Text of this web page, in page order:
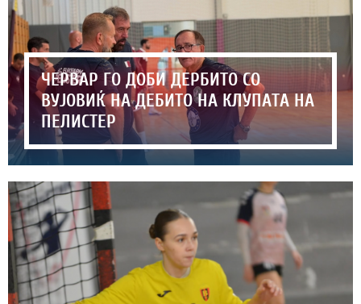
ЧЕРВАР ГО ДОБИ ДЕРБИТО СО
ВУЈОВИЌ НА ДЕБИТО НА КЛУПАТА НА
ПЕЛИСТЕР